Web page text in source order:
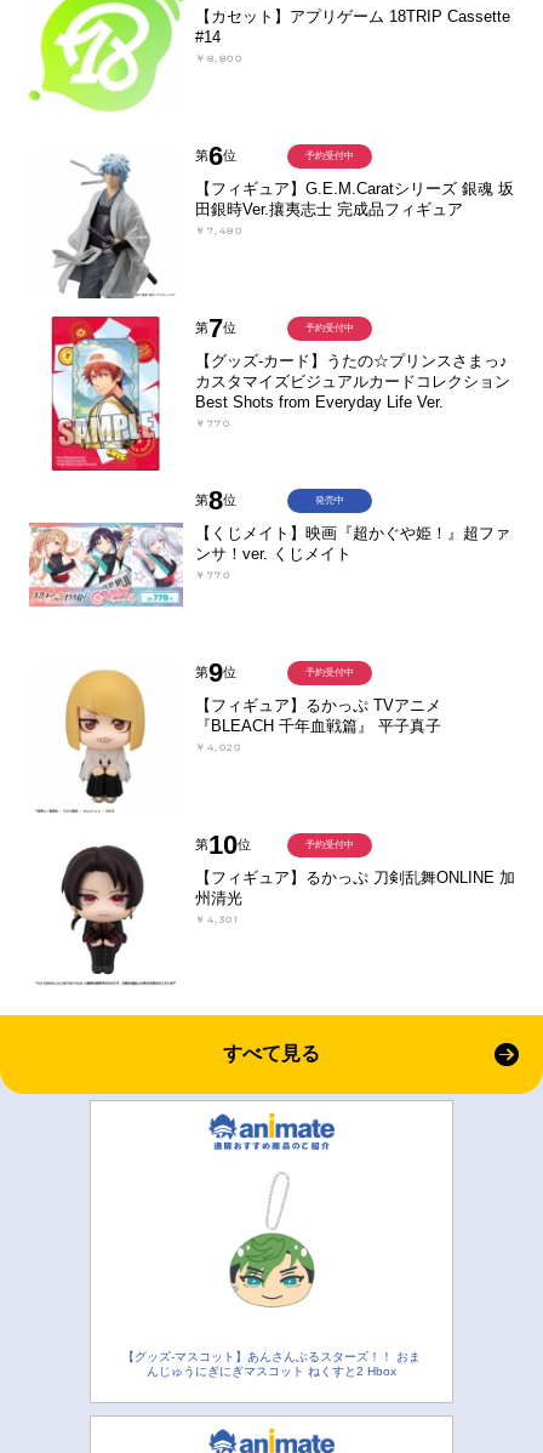
【カセット】アプリゲーム 18TRIP Cassette
#14
￥8,800
第6位
【フィギュア】G.E.M.Caratシリーズ 銀魂 坂
田銀時Ver.攘夷志士 完成品フィギュア
￥7,480
予約受付中
第7位
【グッズ-カード】うたの☆プリンスさまっ♪
カスタマイズビジュアルカードコレクション
Best Shots from Everyday Life Ver.
￥770
予約受付中
第8位
【くじメイト】映画『超かぐや姫！』超ファ
ンサ！ver. くじメイト
￥770
発売中
第9位
【フィギュア】るかっぷ TVアニメ
『BLEACH 千年血戦篇』 平子真子
￥4,020
予約受付中
第10位
【フィギュア】るかっぷ 刀剣乱舞ONLINE 加
州清光
￥4,301
予約受付中
すべて見る
【グッズ-マスコット】あんさんぶるスターズ！！ おま
んじゅうにぎにぎマスコット ねくすと2 Hbox